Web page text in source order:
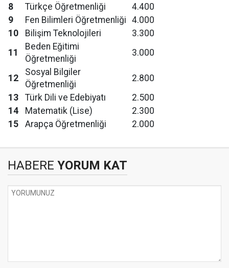
8
Türkçe Öğretmenliği
4.400
9
Fen Bilimleri Öğretmenliği 4.000
10
Bilişim Teknolojileri
3.300
11
Beden Eğitimi
Öğretmenliği
3.000
12
Sosyal Bilgiler
Öğretmenliği
2.800
13
Türk Dili ve Edebiyatı
2.500
14
Matematik (Lise)
2.300
15
Arapça Öğretmenliği 2.000
HABERE YORUM KAT